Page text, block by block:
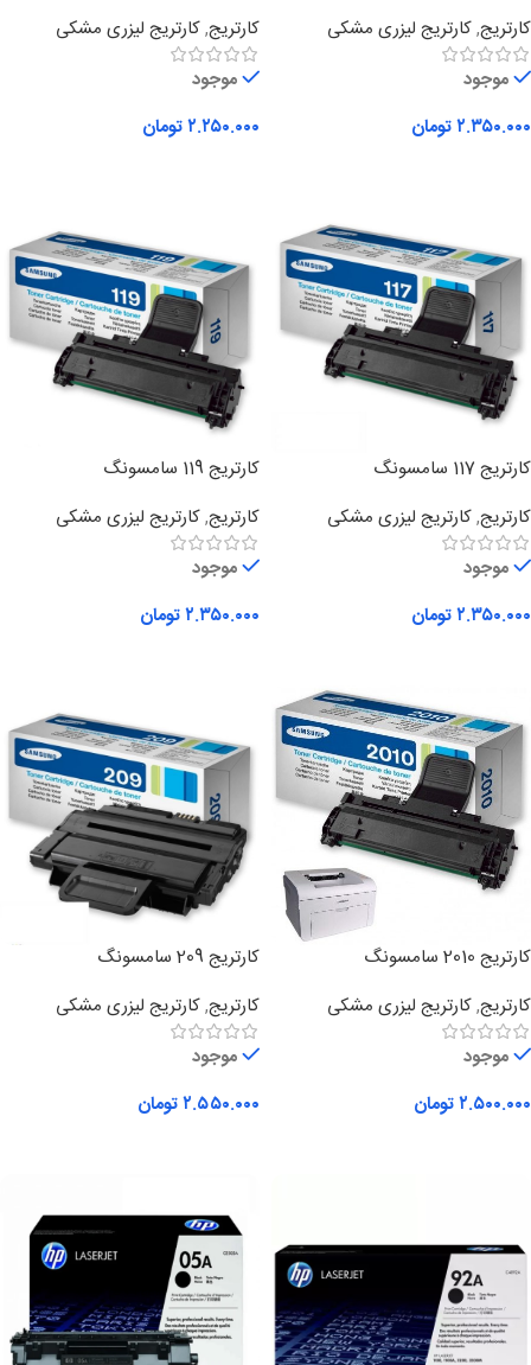
کارتریج,کارتریج لیزری مشکی
موجود
۲.۳۵۰.۰۰۰تومان
کارتریج,کارتریج لیزری مشکی
موجود
۲.۲۵۰.۰۰۰تومان
کارتریج 117 سامسونگ
کارتریج,کارتریج لیزری مشکی
موجود
۲.۳۵۰.۰۰۰تومان
کارتریج 119 سامسونگ
کارتریج,کارتریج لیزری مشکی
موجود
۲.۳۵۰.۰۰۰تومان
کارتریج 2010 سامسونگ
کارتریج,کارتریج لیزری مشکی
موجود
۲.۵۰۰.۰۰۰تومان
کارتریج 209 سامسونگ
کارتریج,کارتریج لیزری مشکی
موجود
۲.۵۵۰.۰۰۰تومان